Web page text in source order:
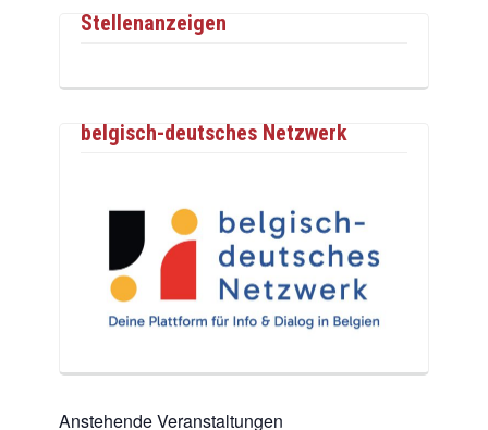
Stellenanzeigen
belgisch-deutsches Netzwerk
Anstehende Veranstaltungen